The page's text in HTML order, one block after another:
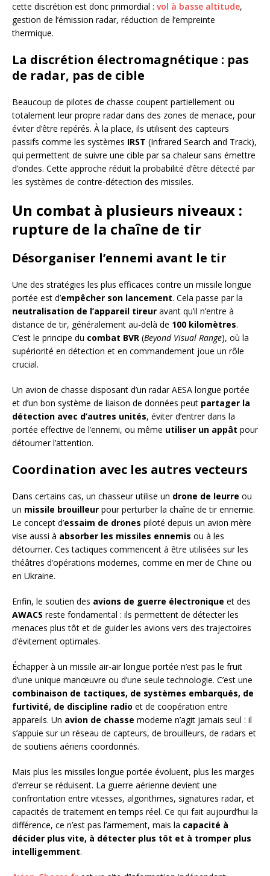
cette discrétion est donc primordial : vol à basse altitude,
gestion de l’émission radar, réduction de l’empreinte
thermique.
La discrétion électromagnétique : pas
de radar, pas de cible
Beaucoup de pilotes de chasse coupent partiellement ou
totalement leur propre radar dans des zones de menace, pour
éviter d’être repérés. À la place, ils utilisent des capteurs
passifs comme les systèmes IRST (Infrared Search and Track),
qui permettent de suivre une cible par sa chaleur sans émettre
d’ondes. Cette approche réduit la probabilité d’être détecté par
les systèmes de contre-détection des missiles.
Un combat à plusieurs niveaux :
rupture de la chaîne de tir
Désorganiser l’ennemi avant le tir
Une des stratégies les plus efficaces contre un missile longue
portée est d’empêcher son lancement. Cela passe par la
neutralisation de l’appareil tireur avant qu’il n’entre à
distance de tir, généralement au-delà de 100 kilomètres.
C’est le principe du combat BVR (Beyond Visual Range), où la
supériorité en détection et en commandement joue un rôle
crucial.
Un avion de chasse disposant d’un radar AESA longue portée
et d’un bon système de liaison de données peut partager la
détection avec d’autres unités, éviter d’entrer dans la
portée effective de l’ennemi, ou même utiliser un appât pour
détourner l’attention.
Coordination avec les autres vecteurs
Dans certains cas, un chasseur utilise un drone de leurre ou
un missile brouilleur pour perturber la chaîne de tir ennemie.
Le concept d’essaim de drones piloté depuis un avion mère
vise aussi à absorber les missiles ennemis ou à les
détourner. Ces tactiques commencent à être utilisées sur les
théâtres d’opérations modernes, comme en mer de Chine ou
en Ukraine.
Enfin, le soutien des avions de guerre électronique et des
AWACS reste fondamental : ils permettent de détecter les
menaces plus tôt et de guider les avions vers des trajectoires
d’évitement optimales.
Échapper à un missile air-air longue portée n’est pas le fruit
d’une unique manœuvre ou d’une seule technologie. C’est une
combinaison de tactiques, de systèmes embarqués, de
furtivité, de discipline radio et de coopération entre
appareils. Un avion de chasse moderne n’agit jamais seul : il
s’appuie sur un réseau de capteurs, de brouilleurs, de radars et
de soutiens aériens coordonnés.
Mais plus les missiles longue portée évoluent, plus les marges
d’erreur se réduisent. La guerre aérienne devient une
confrontation entre vitesses, algorithmes, signatures radar, et
capacités de traitement en temps réel. Ce qui fait aujourd’hui la
différence, ce n’est pas l’armement, mais la capacité à
décider plus vite, à détecter plus tôt et à tromper plus
intelligemment.